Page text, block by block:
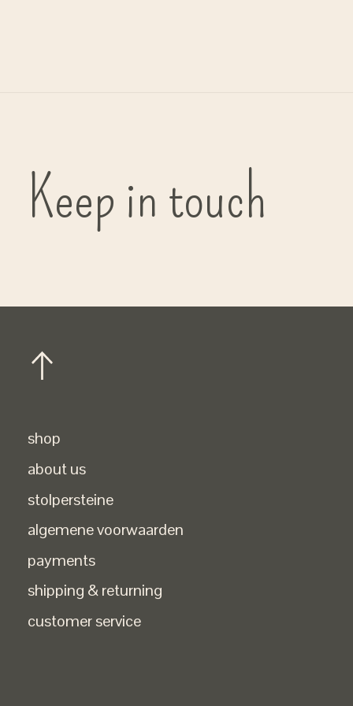
Keep in touch
shop
about us
stolpersteine
algemene voorwaarden
payments
shipping & returning
customer service